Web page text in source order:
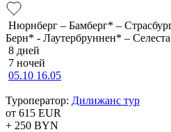
Нюрнберг – Бамберг* –
Берн* - Лаутербруннен* –
8 дней
7 ночей
05.10 16.05
Туроператор: Дилижанс тур
от 615 EUR
+ 250 BYN